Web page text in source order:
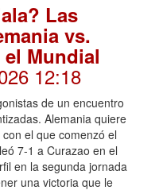
Las
vs.
Mundial
12:18
de un encuentro
Alemania quiere
el que comenzó el
7-1 a Curazao en el
en la segunda jornada
una victoria que le